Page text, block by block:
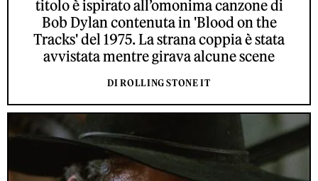
titolo è ispirato all’omonima canzone di
Bob Dylan contenuta in 'Blood on the
Tracks' del 1975. La strana coppia è stata
avvistata mentre girava alcune scene
DI ROLLING STONE IT